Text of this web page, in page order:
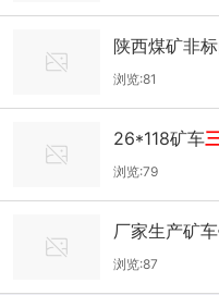
陕西煤矿非
环链
浏览:81
26*118矿车
环链
浏览:79
厂家生产矿
矿车插销
浏览:87